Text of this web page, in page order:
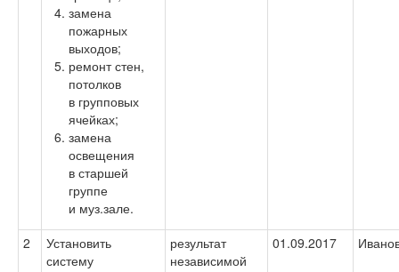
замена
пожарных
выходов;
ремонт стен,
потолков
в групповых
ячейках;
замена
освещения
в старшей
группе
и муз.зале.
2
Установить
систему
результат
независимой
01.09.2017